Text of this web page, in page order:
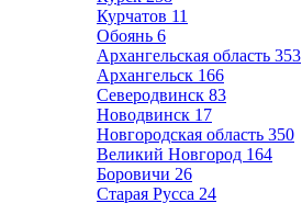
Курчатов 11
Обоянь 6
Архангельская область 353
Архангельск 166
Северодвинск 83
Новодвинск 17
Новгородская область 350
Великий Новгород 164
Боровичи 26
Старая Русса 24